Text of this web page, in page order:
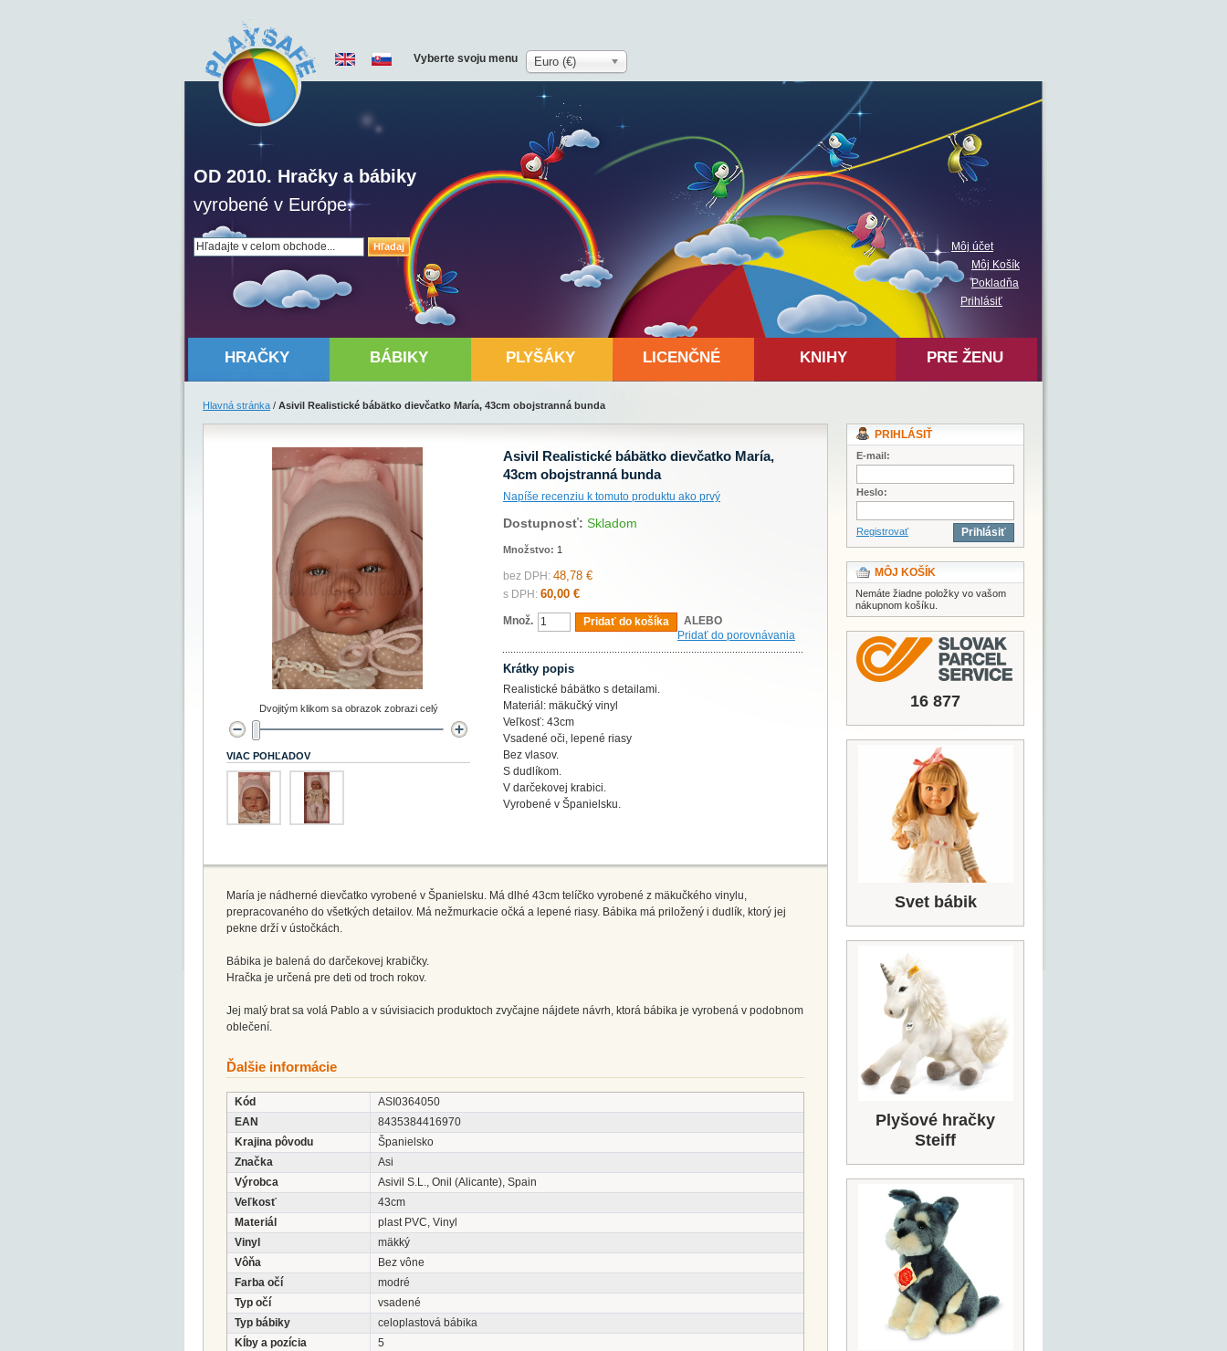
Hľadaj
OD 2010. Hračky a bábiky
vyrobené v Európe.
Môj účet
Môj Košík
Pokladňa
Prihlásiť
Vyberte svoju menu Euro (€)
HRAČKY BÁBIKY PLYŠÁKY LICENČNÉ KNIHY PRE ŽENU
Hlavná stránka / Asivil Realistické bábätko dievčatko María, 43cm obojstranná bunda
Asivil Realistické bábätko dievčatko María,
43cm obojstranná bunda
Napíše recenziu k tomuto produktu ako prvý
Dostupnosť: Skladom
Množstvo: 1
bez DPH: 48,78 €
s DPH: 60,00 €
Množ. Pridať do košíka
ALEBO
Pridať do porovnávania
Krátky popis
Realistické bábätko s detailami.
Materiál: mäkučký vinyl
Veľkosť: 43cm
Vsadené oči, lepené riasy
Bez vlasov.
S dudlíkom.
V darčekovej krabici.
Vyrobené v Španielsku.
Dvojitým klikom sa obrazok zobrazi celý
VIAC POHĽADOV
María je nádherné dievčatko vyrobené v Španielsku. Má dlhé 43cm telíčko vyrobené z mäkučkého vinylu,
prepracovaného do všetkých detailov. Má nežmurkacie očká a lepené riasy. Bábika má priložený i dudlík, ktorý jej
pekne drží v ústočkách.
Bábika je balená do darčekovej krabičky.
Hračka je určená pre deti od troch rokov.
Jej malý brat sa volá Pablo a v súvisiacich produktoch zvyčajne nájdete návrh, ktorá bábika je vyrobená v podobnom
oblečení.
Ďalšie informácie
Kód
ASI0364050
EAN
8435384416970
Krajina pôvodu
Španielsko
Značka
Asi
Výrobca
Asivil S.L., Onil (Alicante), Spain
Veľkosť
43cm
Materiál
plast PVC, Vinyl
Vinyl
mäkký
Vôňa
Bez vône
Farba očí
modré
Typ očí
vsadené
Typ bábiky
celoplastová bábika
Kĺby a pozícia
5
PRIHLÁSIŤ
E-mail:
Heslo:
Registrovať Prihlásiť
MÔJ KOŠÍK
Nemáte žiadne položky vo vašom
nákupnom košíku.
16 877
Svet bábik
Plyšové hračky
Steiff